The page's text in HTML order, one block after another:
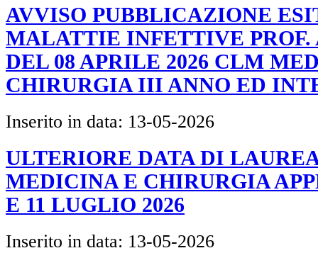
AVVISO PUBBLICAZIONE
MALATTIE INFETTIVE
DEL 08 APRILE 2026 CLM
CHIRURGIA III ANNO ED
Inserito in data: 13-05-2026
ULTERIORE DATA DI
MEDICINA E CHIRURGIA
E 11 LUGLIO 2026
Inserito in data: 13-05-2026